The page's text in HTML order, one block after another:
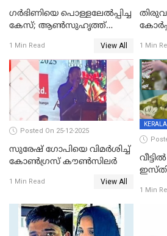
ഗര്‍ഭിണിയെ പൊള്ളലേല്‍പ്പിച്ച
കേസ്; ആണ്‍സുഹൃത്ത്
1 Min Read View All 1 Min
Posted On 25-12-2025
സുരേഷ് ഗോപിയെ വിമര്‍ശിച്ച്
കോണ്‍ഗ്രസ് കൗണ്‍സിലര്‍
1 Min Read View All
KERALA
1 Min